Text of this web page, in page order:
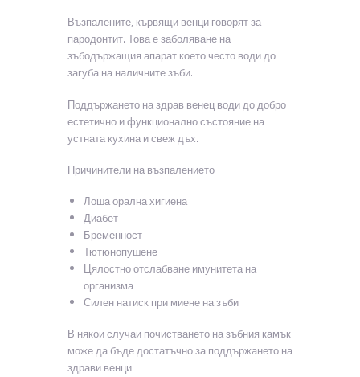
Възпалените, кървящи венци говорят за
пародонтит. Това е заболяване на
зъбодържащия апарат което често води до
загуба на наличните зъби.
Поддържането на здрав венец води до добро
естетично и функционално състояние на
устната кухина и свеж дъх.
Причинители на възпалението
Лоша орална хигиена
Диабет
Бременност
Тютюнопушене
Цялостно отслабване имунитета на
организма
Силен натиск при миене на зъби
В някои случаи почистването на зъбния камък
може да бъде достатъчно за поддържането на
здрави венци.